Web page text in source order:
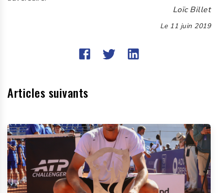
Loïc Billet
Le 11 juin 2019
Articles suivants